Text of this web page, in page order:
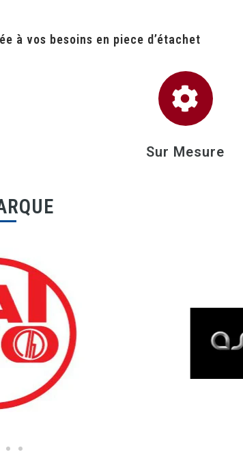
à vos besoins en piece d’étachet
Sur Mesure